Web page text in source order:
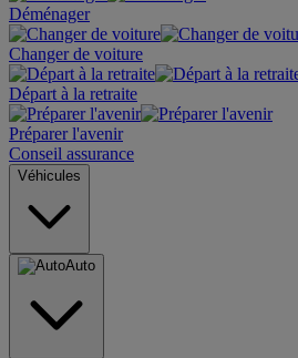
Déménager
Changer de voiture
Départ à la retraite
Préparer l'avenir
Conseil assurance
Véhicules
Auto